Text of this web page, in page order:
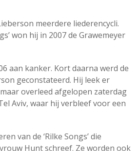
meerdere liederencycli.
won hij in 2007 de Grawemeyer
aan kanker. Kort daarna werd de
geconstateerd. Hij leek er
overleed afgelopen zaterdag
Aviv, waar hij verbleef voor een
van de ‘Rilke Songs’ die
Hunt schreef. Ze worden ook